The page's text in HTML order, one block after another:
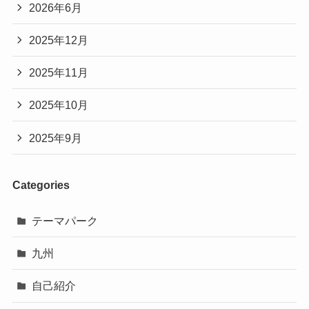
2026年6月
2025年12月
2025年11月
2025年10月
2025年9月
Categories
テーマパーク
九州
自己紹介